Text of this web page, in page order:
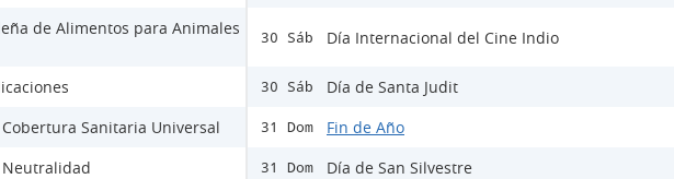
de Alimentos para Animales
Sanitaria Universal
30 Sáb Día Internacional del Cine Indio
30 Sáb Día de Santa Judit
31 Dom Fin de Año
31 Dom Día de San Silvestre